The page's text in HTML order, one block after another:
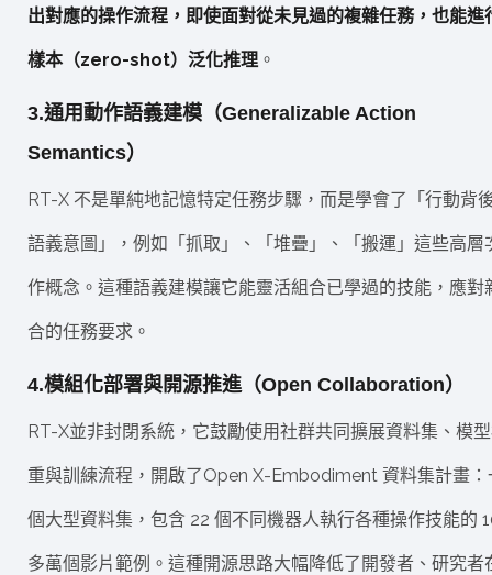
出對應的操作流程，即使面對從未見過的複雜任務，也能進
樣本（zero-shot）泛化推理 。
3.通用動作語義建模（Generalizable Action
Semantics）
RT-X 不是單純地記憶特定任務步驟，而是學會了「行動背
語義意圖」，例如「抓取」、「堆疊」、「搬運」這些高層
作概念。這種語義建模讓它能靈活組合已學過的技能，應對
合的任務要求。
4.模組化部署與開源推進（Open Collaboration）
RT-X並非封閉系統，它鼓勵使用社群共同擴展資料集、模
重與訓練流程，開啟了Open X-Embodiment 資料集計畫：
個大型資料集，包含 22 個不同機器人執行各種操作技能的
多萬個影片範例。這種開源思路大幅降低了開發者、研究者